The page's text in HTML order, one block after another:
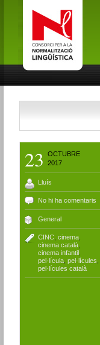
23
OCTUBRE
2017
Lluís
No hi ha comentaris
General
CINC, cinema,
cinema català,
cinema infantil,
pel·lícula, pel·lícules
pel·lícules català